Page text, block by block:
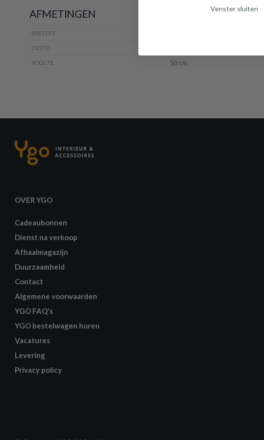
AFMETINGEN
BREEDTE
DIEPTE
HOOGTE 50 cm
OVER YGO
Cadeaubonnen
Dienst na verkoop
Afhaalmagazijn
Duurzaamheid
Contact
Algemene voorwaarden
YGO FAQ's
YGO bestelwagen huren
Vacatures
Levering
Privacy policy
Venster sluiten